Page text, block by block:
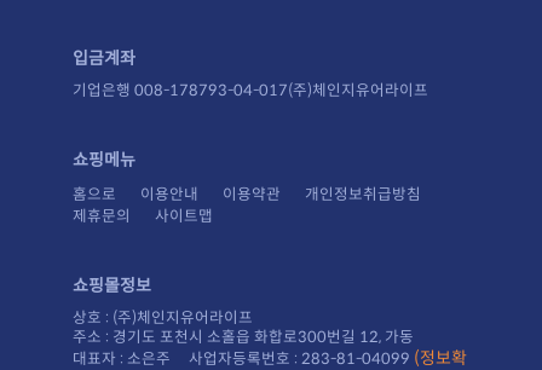
입금계좌
기업은행 008-178793-04-017(주)체인지유어라이프
쇼핑메뉴
홈으로 이용안내 이용약관
개인정보취급방침
제휴문의
사이트맵
쇼핑몰정보
상호 : (주)체인지유어라이프
주소 : 경기도 포천시 소홀읍 화합로300번길 12, 가동
대표자 : 소은주 사업자등록번호 : 283-81-04099